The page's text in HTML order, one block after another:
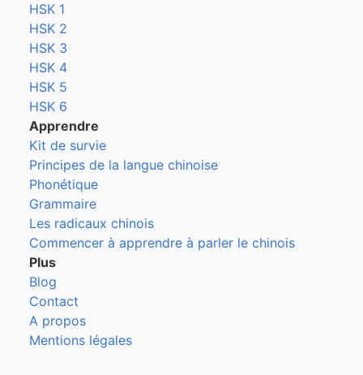
HSK 1
HSK 2
HSK 3
HSK 4
HSK 5
HSK 6
Apprendre
Kit de survie
Principes de la langue chinoise
Phonétique
Grammaire
Les radicaux chinois
Commencer à apprendre à parler le chinois
Plus
Blog
Contact
A propos
Mentions légales